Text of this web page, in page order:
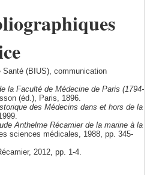
Santé (BIUS), communication
la Faculté de Médecine de Paris (1794-
(éd.), Paris, 1896.
des Médecins dans et hors de la
Anthelme Récamier de la marine à la
sciences médicales, 1988, pp. 345-
2012, pp. 1-4.